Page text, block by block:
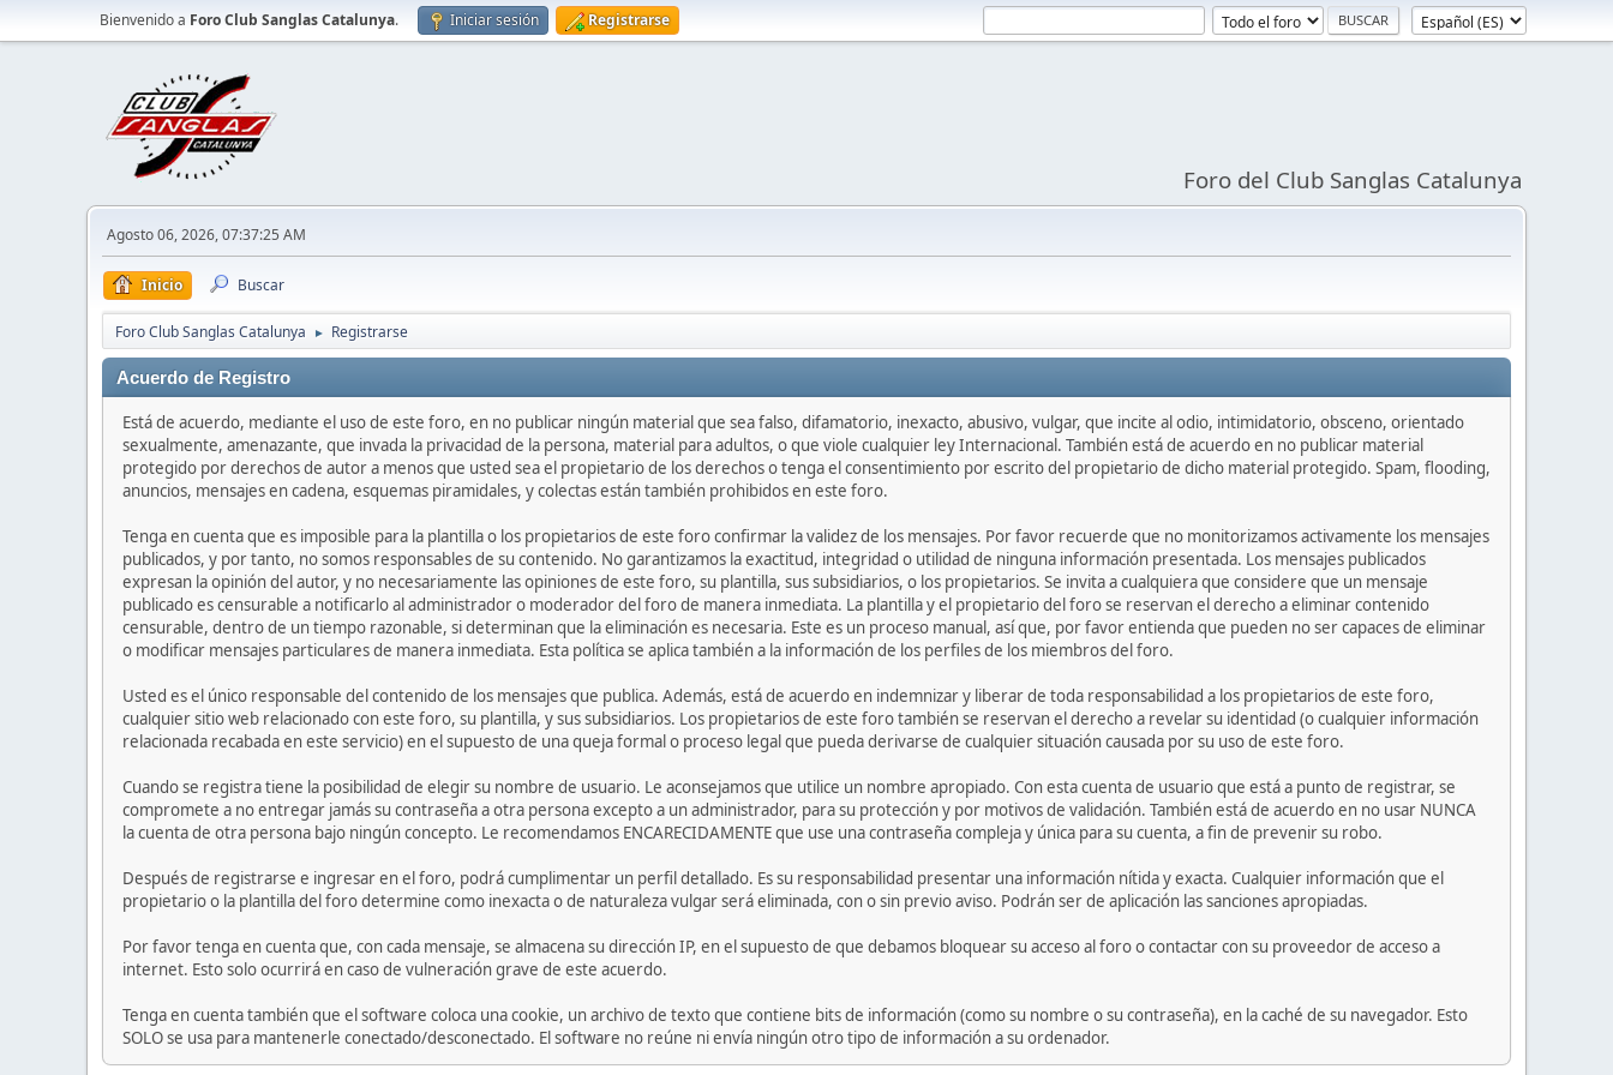
Bienvenido a Foro Club Sanglas Catalunya. Iniciar sesión Registrarse
Foro del Club Sanglas Catalunya
Agosto 06, 2026, 07:37:25 AM
Inicio Buscar
Foro Club Sanglas Catalunya ► Registrarse
Acuerdo de Registro
Está de acuerdo, mediante el uso de este foro, en no publicar ningún material que sea falso, difamatorio, inexacto, abusivo, vulgar, que incite al odio, intimidatorio, obsceno, orientado
sexualmente, amenazante, que invada la privacidad de la persona, material para adultos, o que viole cualquier ley Internacional. También está de acuerdo en no publicar material
protegido por derechos de autor a menos que usted sea el propietario de los derechos o tenga el consentimiento por escrito del propietario de dicho material protegido. Spam, flooding,
anuncios, mensajes en cadena, esquemas piramidales, y colectas están también prohibidos en este foro.
Tenga en cuenta que es imposible para la plantilla o los propietarios de este foro confirmar la validez de los mensajes. Por favor recuerde que no monitorizamos activamente los mensajes
publicados, y por tanto, no somos responsables de su contenido. No garantizamos la exactitud, integridad o utilidad de ninguna información presentada. Los mensajes publicados
expresan la opinión del autor, y no necesariamente las opiniones de este foro, su plantilla, sus subsidiarios, o los propietarios. Se invita a cualquiera que considere que un mensaje
publicado es censurable a notificarlo al administrador o moderador del foro de manera inmediata. La plantilla y el propietario del foro se reservan el derecho a eliminar contenido
censurable, dentro de un tiempo razonable, si determinan que la eliminación es necesaria. Este es un proceso manual, así que, por favor entienda que pueden no ser capaces de eliminar
o modificar mensajes particulares de manera inmediata. Esta política se aplica también a la información de los perfiles de los miembros del foro.
Usted es el único responsable del contenido de los mensajes que publica. Además, está de acuerdo en indemnizar y liberar de toda responsabilidad a los propietarios de este foro,
cualquier sitio web relacionado con este foro, su plantilla, y sus subsidiarios. Los propietarios de este foro también se reservan el derecho a revelar su identidad (o cualquier información
relacionada recabada en este servicio) en el supuesto de una queja formal o proceso legal que pueda derivarse de cualquier situación causada por su uso de este foro.
Cuando se registra tiene la posibilidad de elegir su nombre de usuario. Le aconsejamos que utilice un nombre apropiado. Con esta cuenta de usuario que está a punto de registrar, se
compromete a no entregar jamás su contraseña a otra persona excepto a un administrador, para su protección y por motivos de validación. También está de acuerdo en no usar NUNCA
la cuenta de otra persona bajo ningún concepto. Le recomendamos ENCARECIDAMENTE que use una contraseña compleja y única para su cuenta, a fin de prevenir su robo.
Después de registrarse e ingresar en el foro, podrá cumplimentar un perfil detallado. Es su responsabilidad presentar una información nítida y exacta. Cualquier información que el
propietario o la plantilla del foro determine como inexacta o de naturaleza vulgar será eliminada, con o sin previo aviso. Podrán ser de aplicación las sanciones apropiadas.
Por favor tenga en cuenta que, con cada mensaje, se almacena su dirección IP, en el supuesto de que debamos bloquear su acceso al foro o contactar con su proveedor de acceso a
internet. Esto solo ocurrirá en caso de vulneración grave de este acuerdo.
Tenga en cuenta también que el software coloca una cookie, un archivo de texto que contiene bits de información (como su nombre o su contraseña), en la caché de su navegador. Esto
SOLO se usa para mantenerle conectado/desconectado. El software no reúne ni envía ningún otro tipo de información a su ordenador.